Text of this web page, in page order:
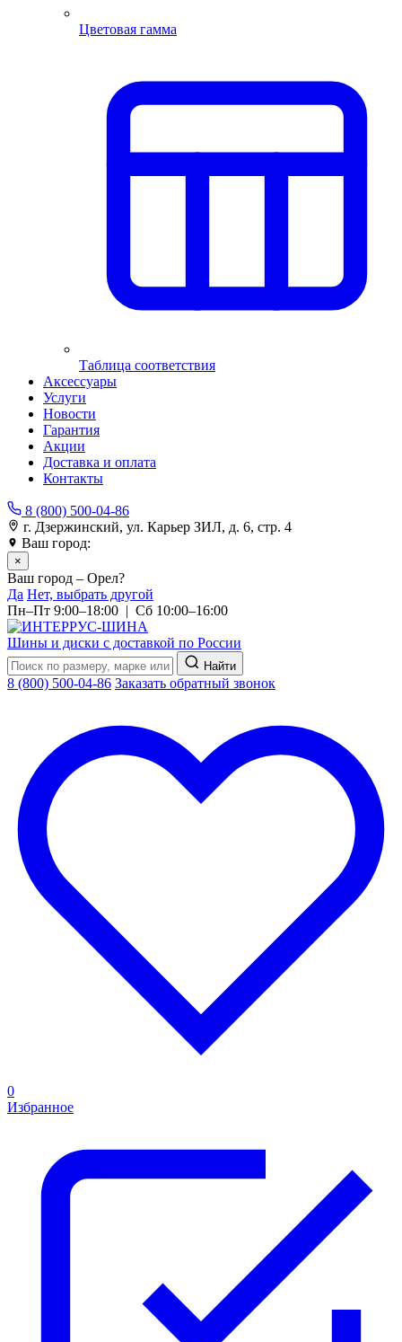
Цветовая гамма
Таблица соответствия
Аксессуары
Услуги
Новости
Гарантия
Акции
Доставка и оплата
Контакты
8 (800) 500-04-86
г. Дзержинский, ул. Карьер ЗИЛ, д. 6, стр. 4
Ваш город:
×
Ваш город – Орел?
Да Нет, выбрать другой
Пн–Пт 9:00–18:00 | Сб 10:00–16:00
Шины и диски с доставкой по России
Найти
8 (800) 500-04-86 Заказать обратный звонок
0
Избранное